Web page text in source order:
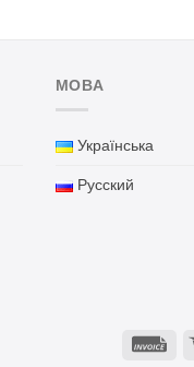
МОВА
Українська
Русский